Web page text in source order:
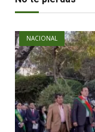
NACIONAL